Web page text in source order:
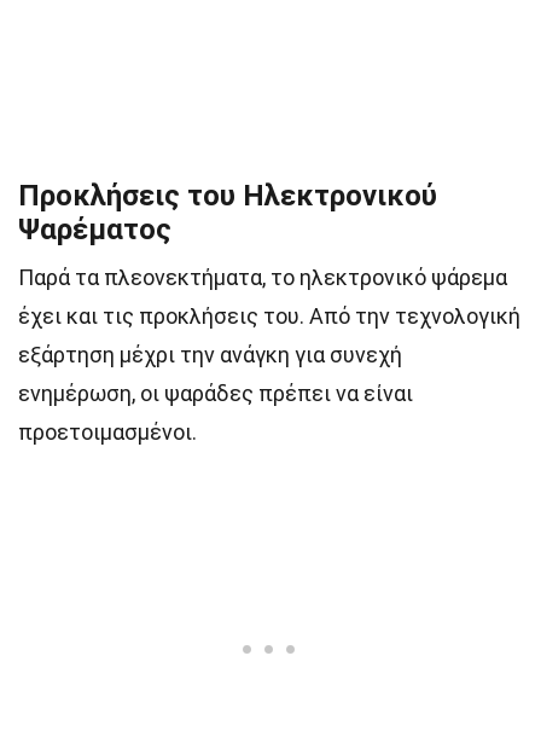
Προκλήσεις του Ηλεκτρονικού
Ψαρέματος
Παρά τα πλεονεκτήματα, το ηλεκτρονικό ψάρεμα
έχει και τις προκλήσεις του. Από την τεχνολογική
εξάρτηση μέχρι την ανάγκη για συνεχή
ενημέρωση, οι ψαράδες πρέπει να είναι
προετοιμασμένοι.